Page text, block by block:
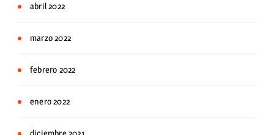
abril 2022
marzo 2022
febrero 2022
enero 2022